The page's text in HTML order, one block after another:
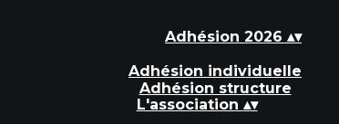
Adhésion 2026 ▴▾
Adhésion individuelle
Adhésion structure
L'association ▴▾